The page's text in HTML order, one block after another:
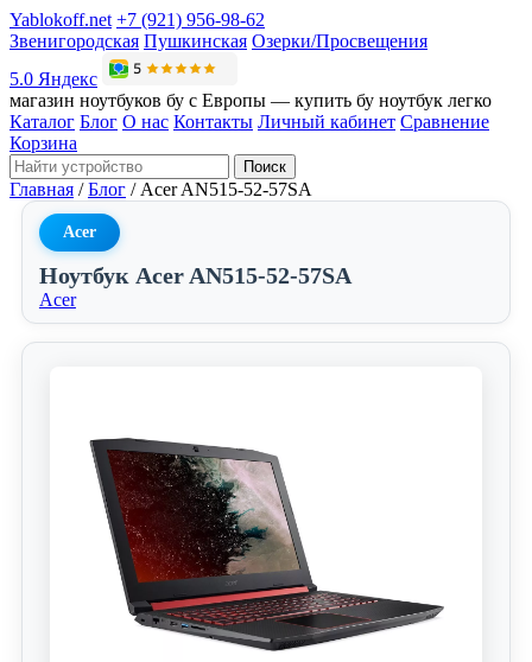
Yablokoff.net +7 (921) 956-98-62
Звенигородская Пушкинская Озерки/Просвещения
5.0 Яндекс
магазин ноутбуков бу с Европы — купить бу ноутбук легко
Каталог Блог О нас Контакты Личный кабинет Сравнение
Корзина
Поиск
Главная / Блог / Acer AN515-52-57SA
Acer
Ноутбук Acer AN515-52-57SA
Acer